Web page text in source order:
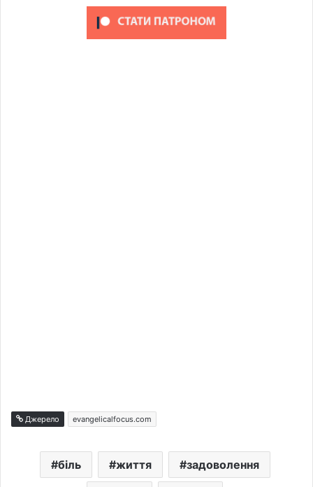
Джерело evangelicalfocus.com
біль життя задоволення